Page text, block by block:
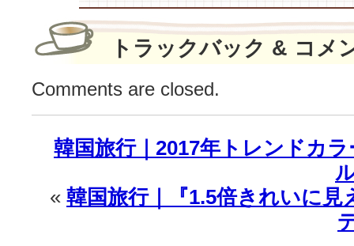
家
が
ド
置
暗
トラックバック & コメ
Comments are closed.
韓国旅行｜2017年トレンドカ
« 韓国旅行｜『1.5倍きれいに